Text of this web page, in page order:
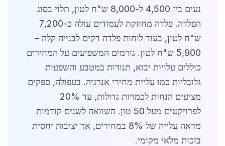
נעים בין 4,500 ל-8,000 ש"ח לטון, תלוי בסוג
הפלדה. פלדה מחוזקת לעמודים עולה כ-7,200
ש"ח לטון, בעוד לוחות פלדה דקים לבנייה קלה –
5,900 ש"ח לטון. גורמים המשפיעים על המחירים
כוללים עלויות יבוא, תנודות במטבע והשפעות
גלובליות כמו עליית מחירי אנרגיה. בעפולה, ספקים
מציעים הנחות לכמויות גדולות, עד 20%
לפרויקטים מעל 50 טון. השוואה לשנים קודמות
מראה עלייה של 8% במחירים, אך יציבות יחסית
בזכות מלאי מקומי.